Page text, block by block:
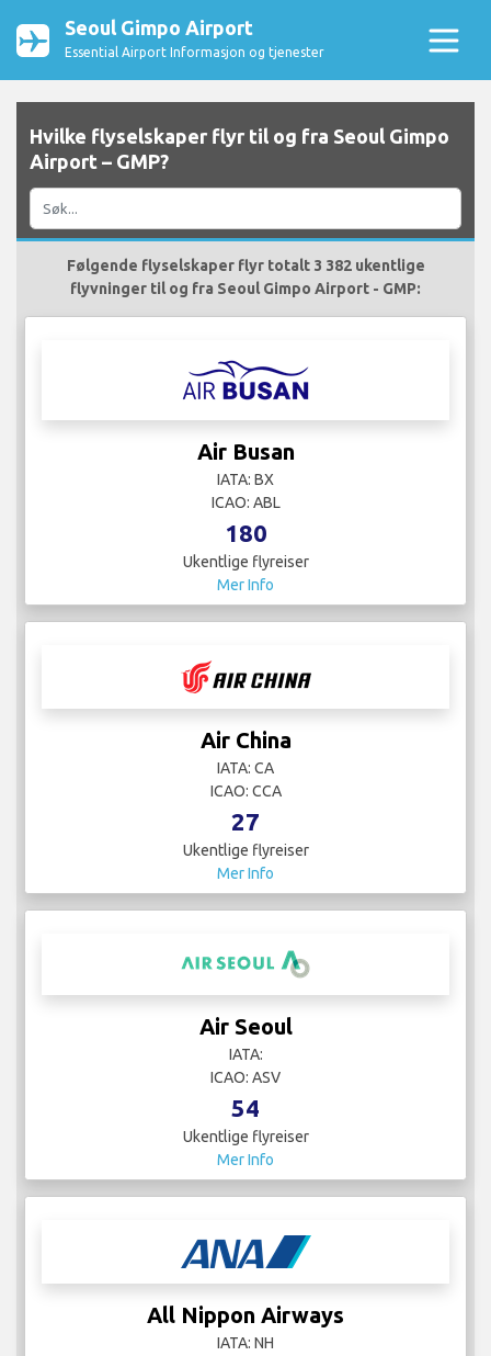
Seoul Gimpo Airport
Essential Airport Informasjon og tjenester
Hvilke flyselskaper flyr til og fra Seoul Gimpo
Airport – GMP?
Følgende flyselskaper flyr totalt 3 382 ukentlige
flyvninger til og fra Seoul Gimpo Airport - GMP:
Air Busan
IATA: BX
ICAO: ABL
180
Ukentlige flyreiser
Mer Info
Air China
IATA: CA
ICAO: CCA
27
Ukentlige flyreiser
Mer Info
Air Seoul
IATA:
ICAO: ASV
54
Ukentlige flyreiser
Mer Info
All Nippon Airways
IATA: NH